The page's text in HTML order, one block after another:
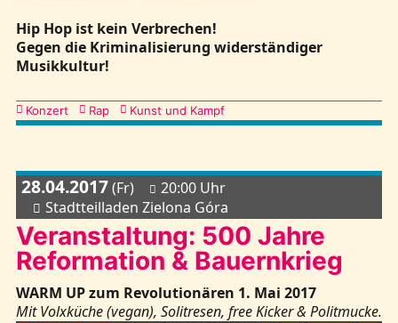
Hip Hop ist kein Verbrechen!
Gegen die Kriminalisierung widerständiger
Musikkultur!
Kategorien
Konzert Rap Kunst und Kampf
28.04.2017(Fr)
20:00 Uhr
Stadtteilladen Zielona Góra
Veranstaltung: 500 Jahre
Reformation & Bauernkrieg
WARM UP zum Revolutionären 1. Mai 2017
Mit Volxküche (vegan), Solitresen, free Kicker & Politmucke.